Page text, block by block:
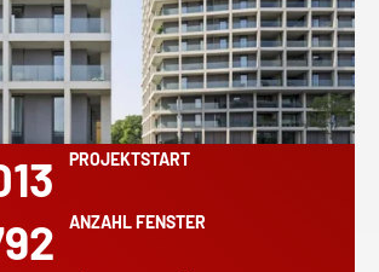
PROJEKTSTART
ANZAHL FENSTER